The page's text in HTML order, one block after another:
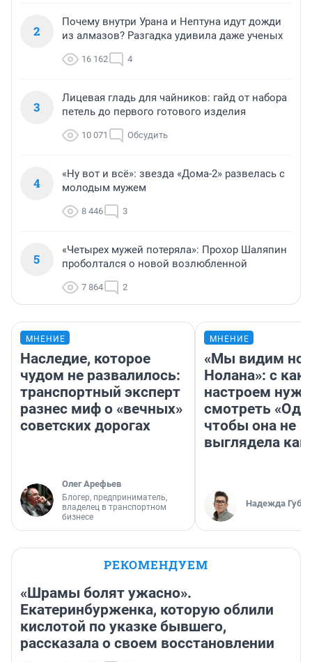
2
Почему внутри Урана и Нептуна идут дожди
из алмазов? Разгадка удивила даже ученых
16 162 4
3
Лицевая гладь для чайников: гайд от набора
петель до первого готового изделия
10 071 Обсудить
4
«Ну вот и всё»: звезда «Дома-2» развелась с
молодым мужем
8 446 3
5
«Четырех мужей потеряла»: Прохор Шаляпин
проболтался о новой возлюбленной
7 864 2
МНЕНИЕ
Наследие, которое
чудом не развалилось:
транспортный эксперт
разнес миф о «вечных»
советских дорогах
Олег Арефьев
Блогер, предприниматель,
владелец в транспортном
бизнесе
МНЕНИЕ
«Мы видим
Нолана»: с
настроем
смотреть
чтобы она не
выглядела как
Надежда
РЕКОМЕНДУЕМ
«Шрамы болят ужасно».
Екатеринбурженка, которую облили
кислотой по указке бывшего,
рассказала о своем восстановлении